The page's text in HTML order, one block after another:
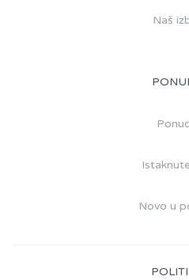
Naš
Novo u